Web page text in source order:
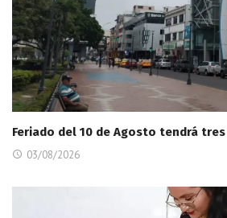
Feriado del 10 de Agosto tendrá
03/08/2026